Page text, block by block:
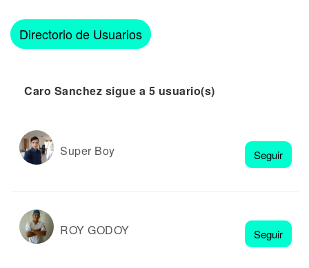
Directorio de Usuarios
Caro Sanchez sigue a 5 usuario(s)
Seguir
Super Boy
Seguir
ROY GODOY